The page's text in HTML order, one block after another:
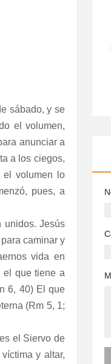
sábado, y se
el volumen,
anunciar a
a los ciegos,
el volumen lo
pues, a
unidos. Jesús
caminar y
vida en
el que tiene a
6, 40) El que
(Rm 5, 1;
el Siervo de
y altar,